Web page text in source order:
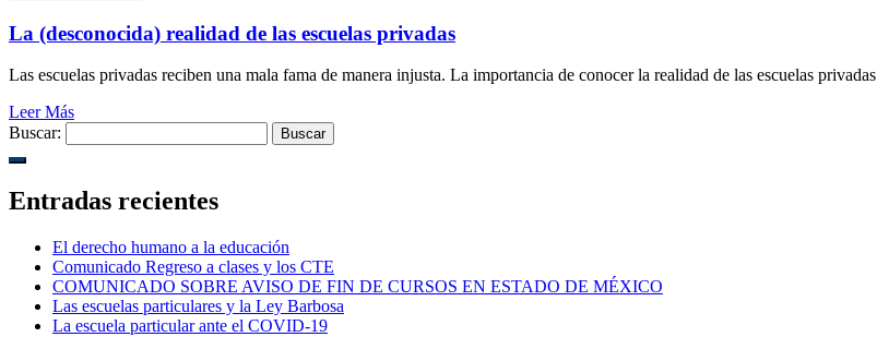
La (desconocida) realidad de las escuelas privadas
Las escuelas privadas reciben una mala fama de manera injusta. La importancia de conocer la realidad de las escuelas privadas
Leer Más
Buscar:
Entradas recientes
El derecho humano a la educación
Comunicado Regreso a clases y los CTE
COMUNICADO SOBRE AVISO DE FIN DE CURSOS EN ESTADO DE MÉXICO
Las escuelas particulares y la Ley Barbosa
La escuela particular ante el COVID-19